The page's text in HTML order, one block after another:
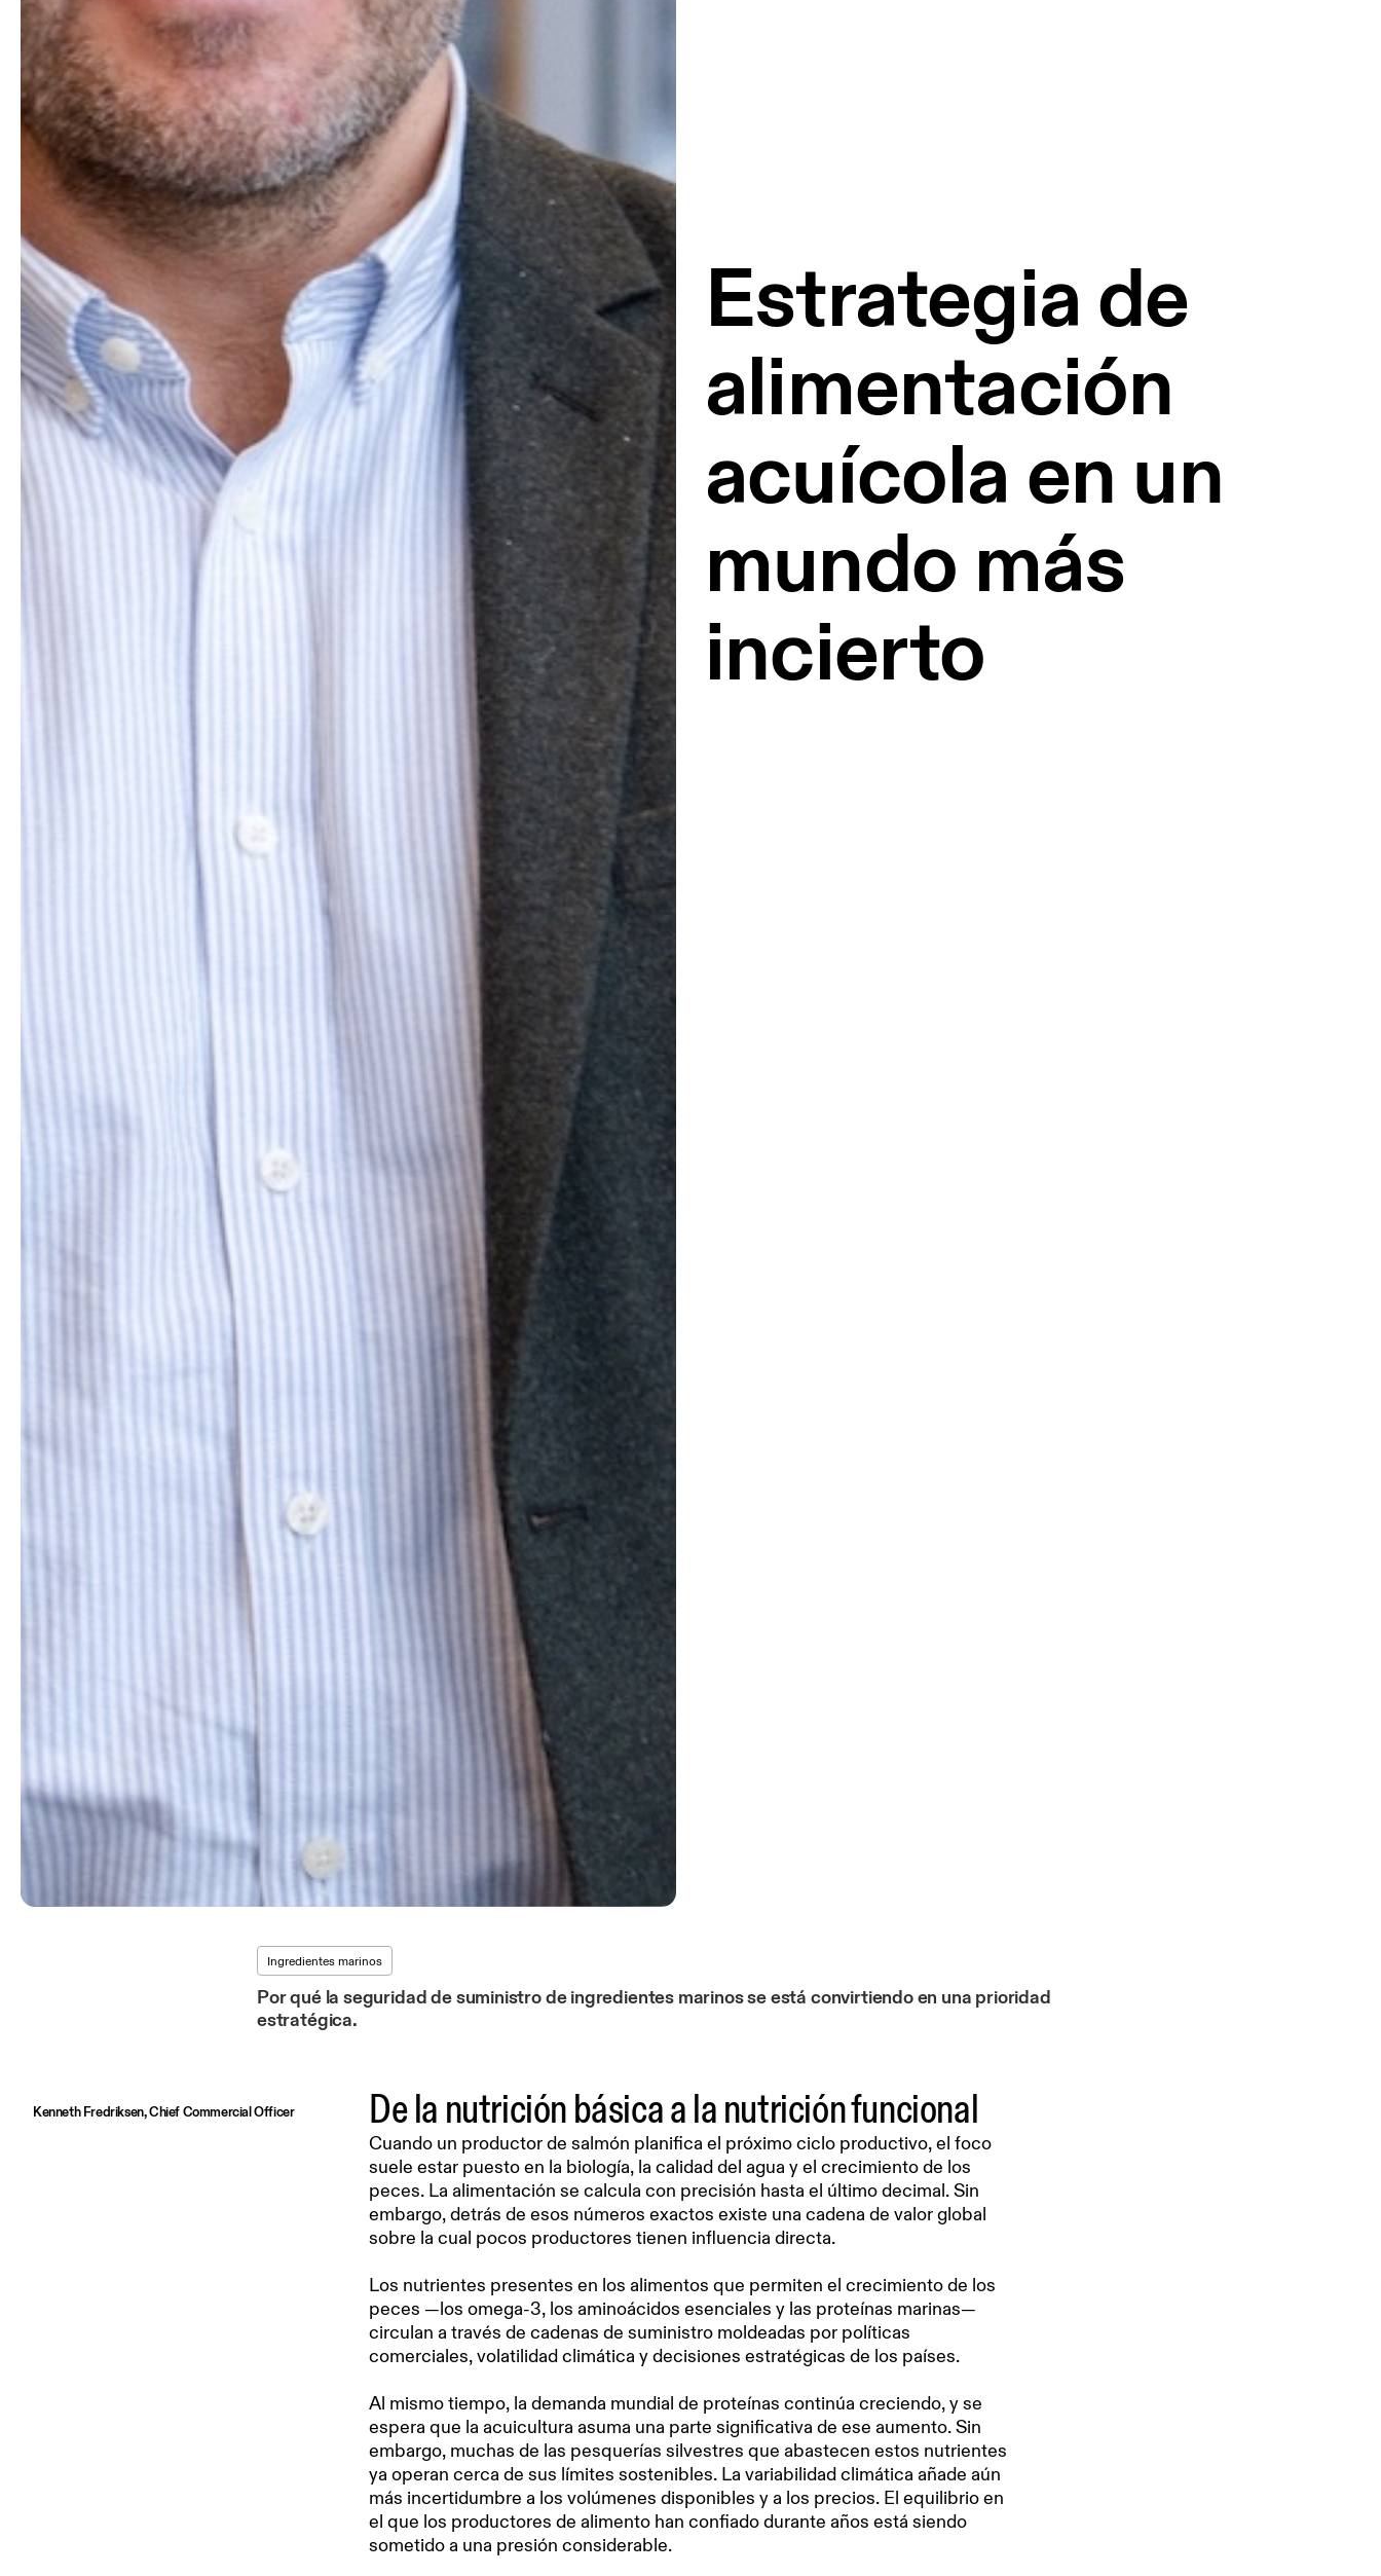
Estrategia de
alimentación
acuícola en un
mundo más
incierto
Ingredientes marinos
Por qué la seguridad de suministro de ingredientes marinos se está convirtiendo en una prioridad
estratégica.
Kenneth Fredriksen, Chief Commercial Officer De la nutrición básica a la nutrición funcional
Cuando un productor de salmón planifica el próximo ciclo productivo, el foco
suele estar puesto en la biología, la calidad del agua y el crecimiento de los
peces. La alimentación se calcula con precisión hasta el último decimal. Sin
embargo, detrás de esos números exactos existe una cadena de valor global
sobre la cual pocos productores tienen influencia directa.
Los nutrientes presentes en los alimentos que permiten el crecimiento de los
peces —los omega-3, los aminoácidos esenciales y las proteínas marinas—
circulan a través de cadenas de suministro moldeadas por políticas
comerciales, volatilidad climática y decisiones estratégicas de los países.
Al mismo tiempo, la demanda mundial de proteínas continúa creciendo, y se
espera que la acuicultura asuma una parte significativa de ese aumento. Sin
embargo, muchas de las pesquerías silvestres que abastecen estos nutrientes
ya operan cerca de sus límites sostenibles. La variabilidad climática añade aún
más incertidumbre a los volúmenes disponibles y a los precios. El equilibrio en
el que los productores de alimento han confiado durante años está siendo
sometido a una presión considerable.